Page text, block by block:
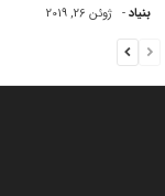
بنیاد- ژوئن 26, 2019